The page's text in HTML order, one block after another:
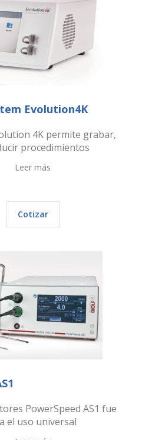
Evolution4K
4K permite grabar,
procedimientos
Leer más
Cotizar
PowerSpeed AS1 fue
el uso universal